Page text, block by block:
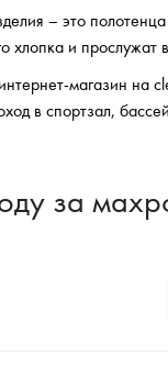
– это
хлопка и
магазин на
в спортзал,
за